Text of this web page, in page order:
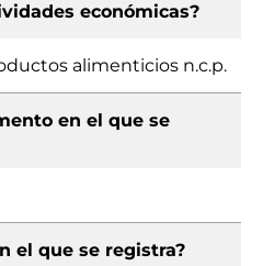
económicas?
alimenticios n.c.p.
en el que se
el que se registra?